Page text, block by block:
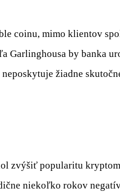
coinu, mimo klientov
Garlinghousa by banka
žiadne
zvýšiť popularitu
niekoľko rokov